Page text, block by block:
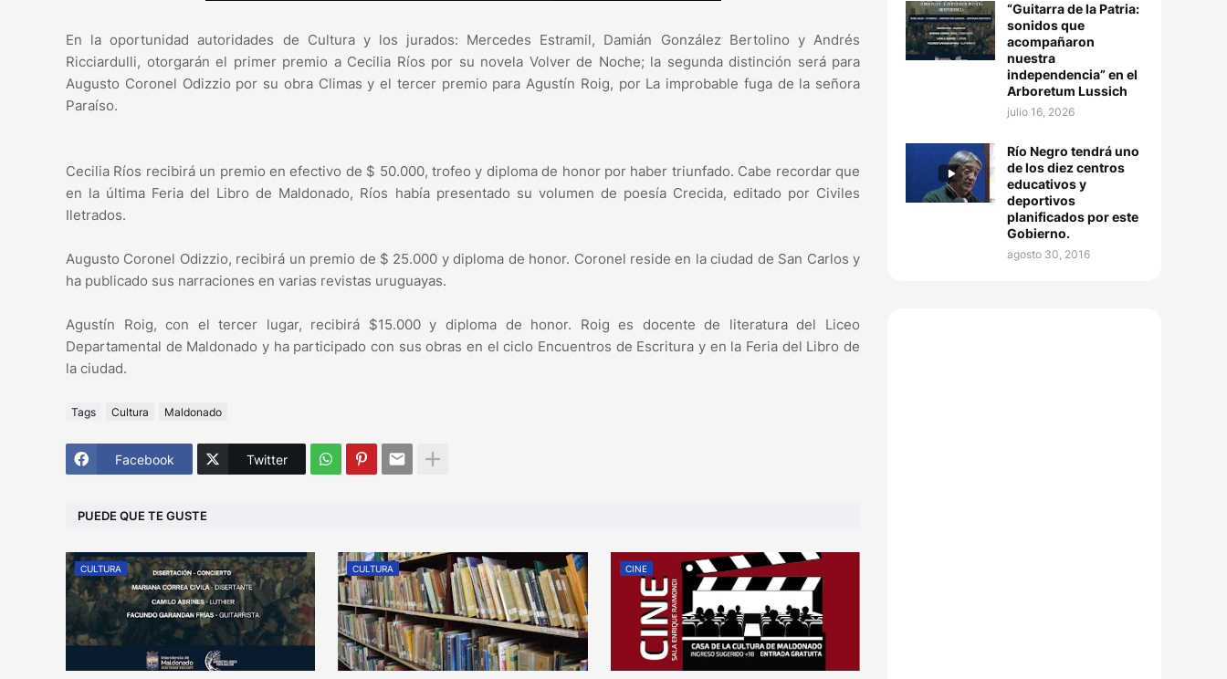
En la oportunidad autoridades de Cultura y los jurados: Mercedes Estramil, Damián González Bertolino y Andrés
Ricciardulli, otorgarán el primer premio a Cecilia Ríos por su novela Volver de Noche; la segunda distinción será para
Augusto Coronel Odizzio por su obra Climas y el tercer premio para Agustín Roig, por La improbable fuga de la señora
Paraíso.
Cecilia Ríos recibirá un premio en efectivo de $ 50.000, trofeo y diploma de honor por haber triunfado. Cabe recordar que
en la última Feria del Libro de Maldonado, Ríos había presentado su volumen de poesía Crecida, editado por Civiles
Iletrados.
Augusto Coronel Odizzio, recibirá un premio de $ 25.000 y diploma de honor. Coronel reside en la ciudad de San Carlos y
ha publicado sus narraciones en varias revistas uruguayas.
Agustín Roig, con el tercer lugar, recibirá $15.000 y diploma de honor. Roig es docente de literatura del Liceo
Departamental de Maldonado y ha participado con sus obras en el ciclo Encuentros de Escritura y en la Feria del Libro de
la ciudad.
Tags Cultura Maldonado
Facebook Twitter
PUEDE QUE TE GUSTE
CULTURA CULTURA CINE
“Guitarra de la Patria:
sonidos que
acompañaron
nuestra
independencia” en el
Arboretum Lussich
julio 16, 2026
Río Negro tendrá uno
de los diez centros
educativos y
deportivos
planificados por este
Gobierno.
agosto 30, 2016